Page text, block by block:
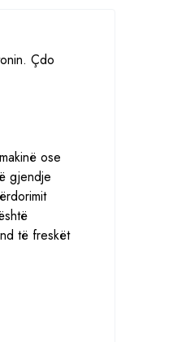
Çdo
ose
gjendje
të freskët